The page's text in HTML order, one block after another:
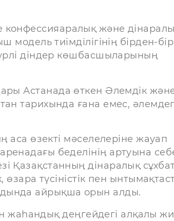
конфессияаралық және
модель тиімділігінің бірден-бір
діндер көшбасшыларының
Астанада өткен Әлемдік
тарихында ғана емес,
аса өзекті мәселелеріне жауап
беделінің артуына
Қазақстанның дінаралық
өзара түсіністік пен
айрықша орын алды.
деңгейдегі алқалы